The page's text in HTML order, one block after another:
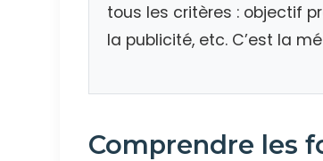
tous les critères : objectif
la publicité, etc. C’est la
Comprendre les